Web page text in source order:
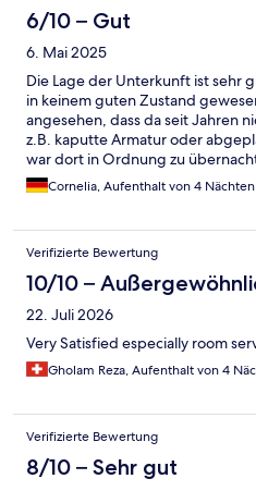
6/10 – Gut
6. Mai 2025
Die Lage der Unterkunft ist sehr
in keinem guten Zustand
angesehen, dass da seit Jahren
z.B. kaputte Armatur oder
war dort in Ordnung zu
würde ich das Hotel nicht. Dafür,
"fashion" trägt, hat es nichts mit
Cornelia, Aufenthalt von 4 Nächten
Verifizierte Bewertung
10/10 –
22. Juli 2026
Very Satisfied especially room
Gholam Reza, Aufenthalt von 4
Verifizierte Bewertung
8/10 – Sehr gut